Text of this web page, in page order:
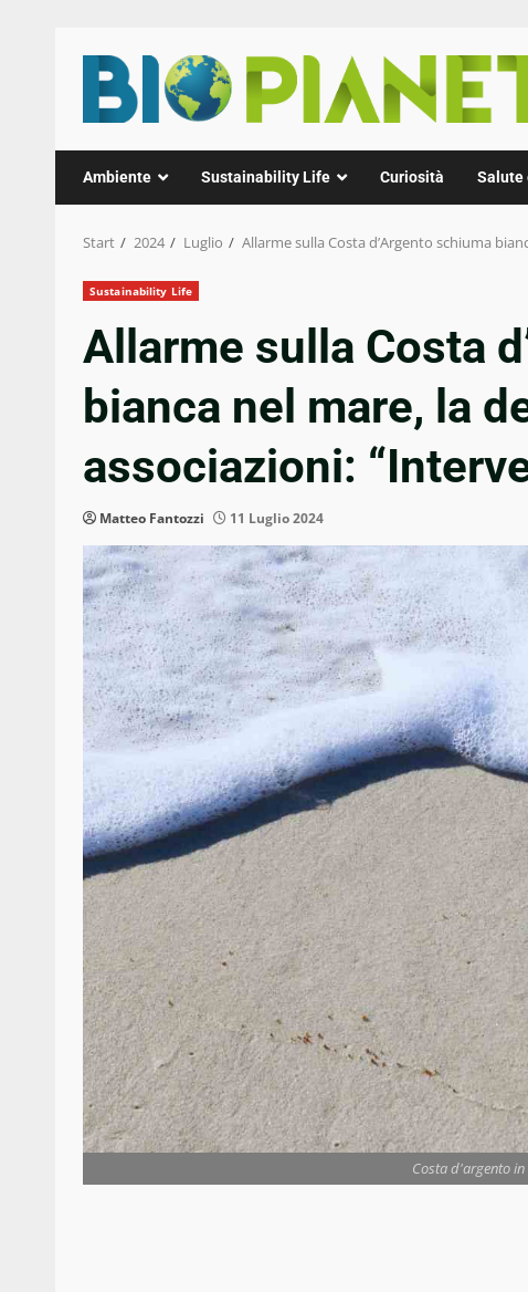
Inhalt
springen
Ambiente Sustainability Life Curiosità Salute
Start 2024 Luglio Allarme sulla Costa d’Argento schiuma
Sustainability Life
Allarme sulla Costa
bianca nel mare, la
associazioni:
Matteo Fantozzi 11 Luglio 2024
Costa d'argento